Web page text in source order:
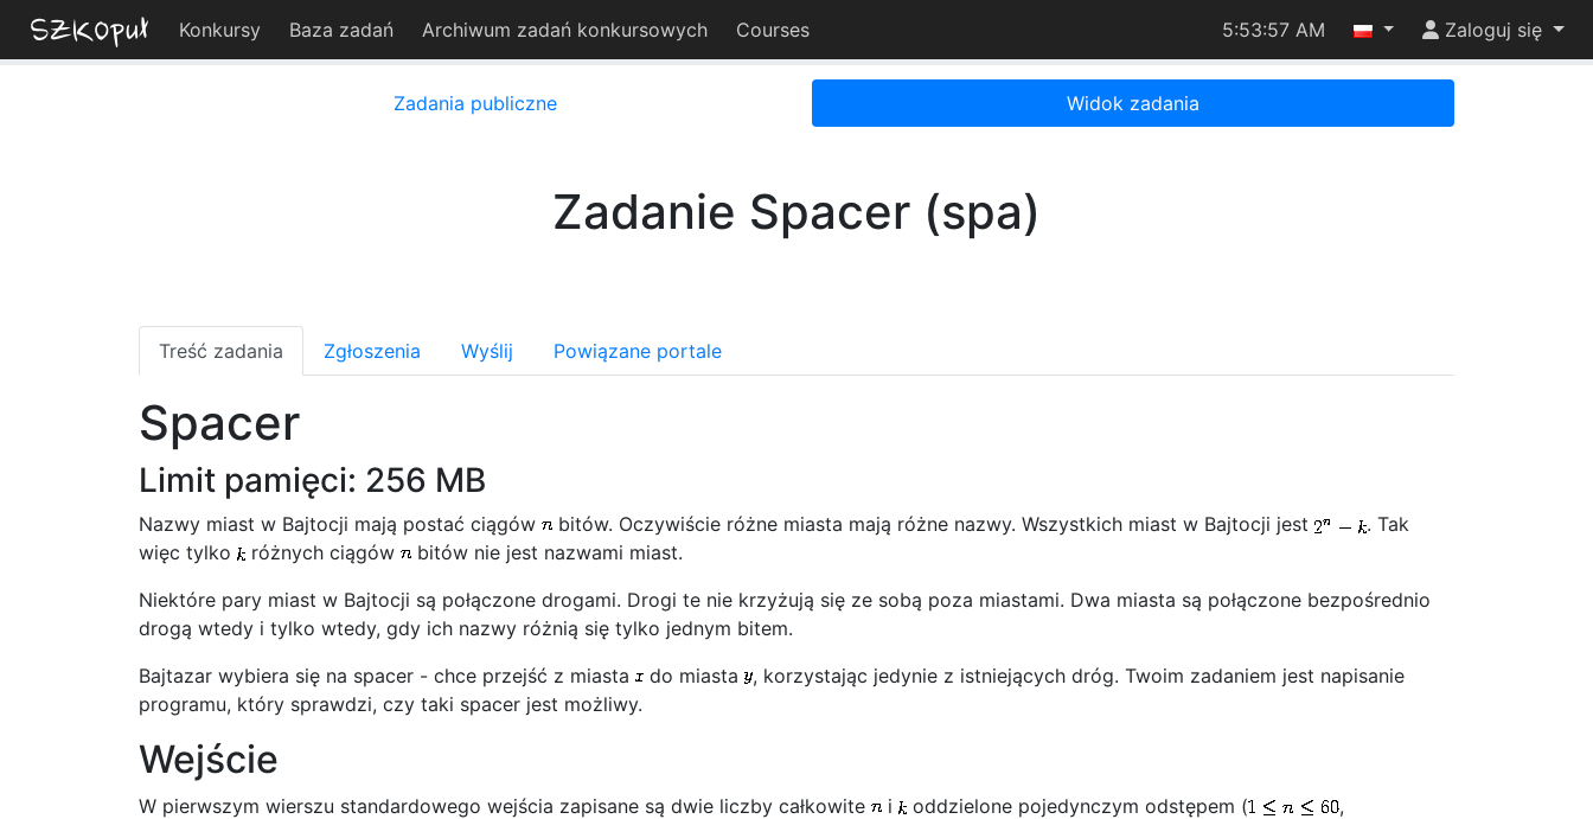
Konkursy Baza zadań Archiwum zadań konkursowych Courses 5:53:57 AM Zaloguj się
Zadania publiczne Widok zadania
Zadanie Spacer (spa)
Treść zadania Zgłoszenia Wyślij Powiązane portale
Spacer
Limit pamięci: 256 MB
Nazwy miast w Bajtocji mają postać ciągów bitów. Oczywiście różne miasta mają różne nazwy. Wszystkich miast w Bajtocji jest
. Tak
więc tylko
różnych ciągów
bitów nie jest nazwami miast.
Niektóre pary miast w Bajtocji są połączone drogami. Drogi te nie krzyżują się ze sobą poza miastami. Dwa miasta są połączone bezpośrednio
drogą wtedy i tylko wtedy, gdy ich nazwy różnią się tylko jednym bitem.
Bajtazar wybiera się na spacer - chce przejść z miasta
do miasta
, korzystając jedynie z istniejących dróg. Twoim zadaniem jest napisanie
programu, który sprawdzi, czy taki spacer jest możliwy.
Wejście
W pierwszym wierszu standardowego wejścia zapisane są dwie liczby całkowite i oddzielone pojedynczym odstępem (
,